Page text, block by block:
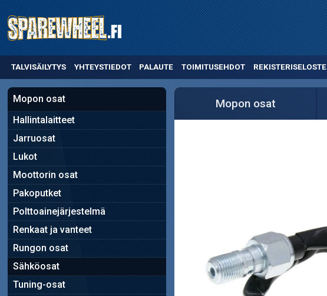
TALVISÄILYTYS YHTEYSTIEDOT PALAUTE TOIMITUSEHDOT REKISTERISELOSTE
Mopon osat
Hallintalaitteet
Jarruosat
Lukot
Moottorin osat
Pakoputket
Polttoainejärjestelmä
Renkaat ja vanteet
Rungon osat
Sähköosat
Tuning-osat
Mopon osat